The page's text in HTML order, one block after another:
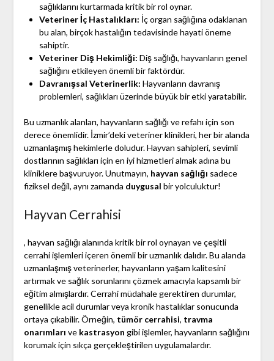
sağlıklarını kurtarmada kritik bir rol oynar.
Veteriner İç Hastalıkları: İç organ sağlığına odaklanan
bu alan, birçok hastalığın tedavisinde hayati öneme
sahiptir.
Veteriner Diş Hekimliği: Diş sağlığı, hayvanların genel
sağlığını etkileyen önemli bir faktördür.
Davranışsal Veterinerlik: Hayvanların davranış
problemleri, sağlıkları üzerinde büyük bir etki yaratabilir.
Bu uzmanlık alanları, hayvanların sağlığı ve refahı için son
derece önemlidir. İzmir’deki veteriner klinikleri, her bir alanda
uzmanlaşmış hekimlerle doludur. Hayvan sahipleri, sevimli
dostlarının sağlıkları için en iyi hizmetleri almak adına bu
kliniklere başvuruyor. Unutmayın, hayvan sağlığı sadece
fiziksel değil, aynı zamanda duygusal bir yolculuktur!
Hayvan Cerrahisi
, hayvan sağlığı alanında kritik bir rol oynayan ve çeşitli
cerrahi işlemleri içeren önemli bir uzmanlık dalıdır. Bu alanda
uzmanlaşmış veterinerler, hayvanların yaşam kalitesini
artırmak ve sağlık sorunlarını çözmek amacıyla kapsamlı bir
eğitim almışlardır. Cerrahi müdahale gerektiren durumlar,
genellikle acil durumlar veya kronik hastalıklar sonucunda
ortaya çıkabilir. Örneğin, tümör cerrahisi, travma
onarımları ve kastrasyon gibi işlemler, hayvanların sağlığını
korumak için sıkça gerçekleştirilen uygulamalardır.